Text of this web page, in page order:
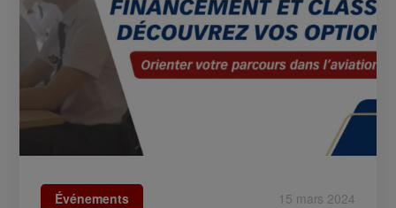
Événements 15 mars 2024